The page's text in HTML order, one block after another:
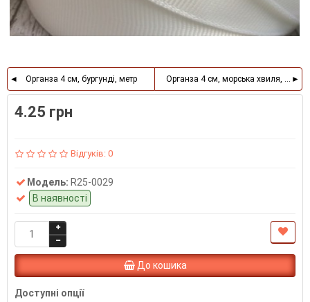
Органза 4 см, бургунді, метр Органза 4 см, морська хвиля, метр
4.25 грн
Відгуків: 0
Модель: R25-0029
В наявності
До кошика
Доступні опції